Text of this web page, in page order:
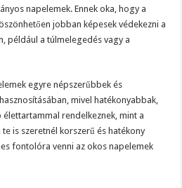
napelemek. Ennek oka, hogy a
jobban képesek védekezni a
például a túlmelegedés vagy a
egyre népszerűbbek és
mivel hatékonyabbak,
rendelkeznek, mint a
is szeretnél korszerű és hatékony
fontolóra venni az okos napelemek